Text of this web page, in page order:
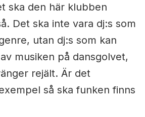
ska den här klubben
Det ska inte vara dj:s som
utan dj:s som kan
musiken på dansgolvet,
rejält. Är det
så ska funken finns